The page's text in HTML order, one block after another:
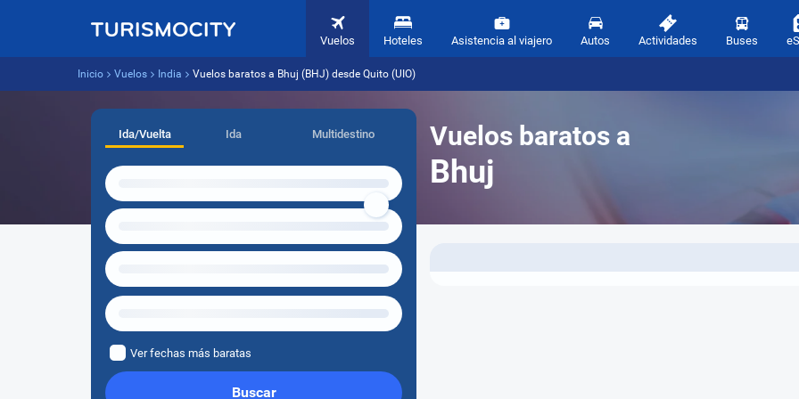
Vuelos Hoteles Asistencia al viajero Autos Actividades Buses
Inicio Vuelos India Vuelos baratos a Bhuj (BHJ) desde Quito (UIO)
Vuelos baratos a
Bhuj
Ida/Vuelta Ida Multidestino
Ver fechas más baratas
Buscar